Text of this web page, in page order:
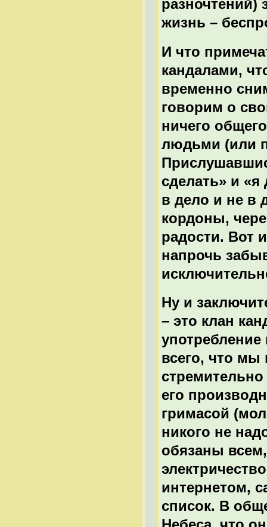
разночтений)
жизнь –
И что
кандалами,
временно
говорим о
ничего
людьми (или
сделать» и
в дело и не в
кордоны,
радости. Вот
напрочь
Ну и
– это клан
употребление
всего, что
стремительно
его
гримасой
никого не
обязаны
интернетом,
список. В